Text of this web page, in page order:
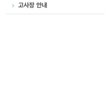
고사장 안내